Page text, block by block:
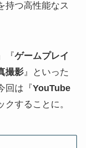
持つ高性能なス
『ゲームプレイ
撮影』といった
回は『YouTube
クすることに。